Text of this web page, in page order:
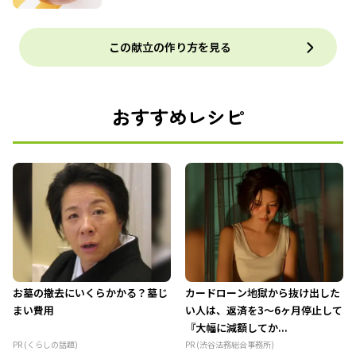
この献立の作り方を見る
おすすめレシピ
お墓の撤去にいくらかかる？墓じ
まい費用
PR (くらしの話題)
カードローン地獄から抜け出した
い人は、返済を3～6ヶ月停止して
『大幅に減額してか...
PR (渋谷法務総合事務所)